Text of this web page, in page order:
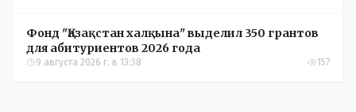
Фонд "Қазақстан халқына" выделил 350 грантов
для абитуриентов 2026 года
9 августа 2026 г. в 13:38 157